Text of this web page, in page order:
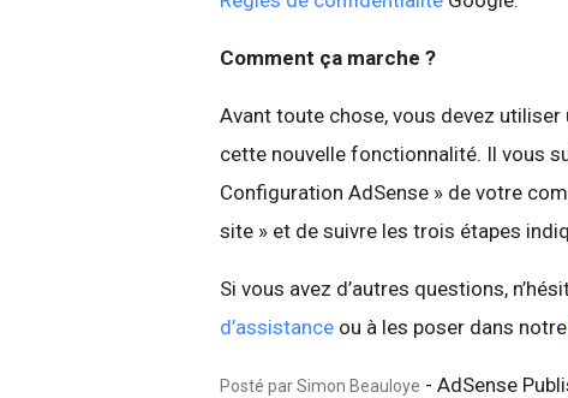
Comment ça marche ?
Avant toute chose, vous devez utiliser
cette nouvelle fonctionnalité. Il vous
Configuration AdSense » de votre
site » et de suivre les trois étapes
Si vous avez d’autres questions,
d’assistance ou à les poser dans notre
Posté par Simon Beauloye - AdSense